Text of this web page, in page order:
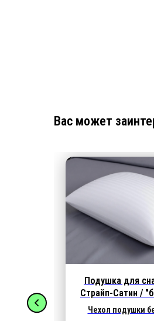
Вас может
Подушка для
Страйп-Сатин /
молнии"
Чехол подушки